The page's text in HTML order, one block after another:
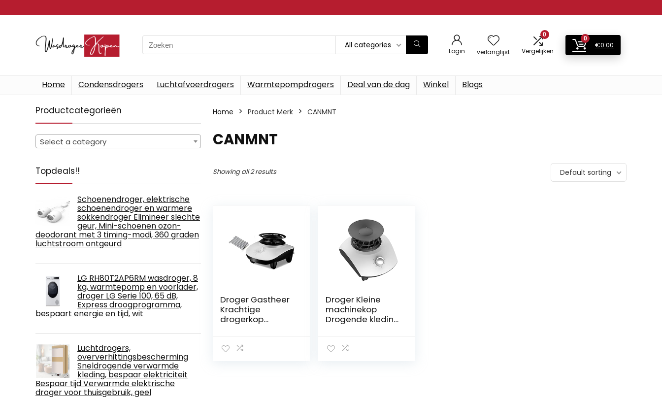
Search
for:
All categories
Login verlanglijst
0
Vergelijken
0
€0.00
Home Condensdrogers Luchtafvoerdrogers Warmtepompdrogers Deal van de dag Winkel Blogs
Productcategorieën
Select a category
Topdeals!!
Schoenendroger, elektrische
schoenendroger en warmere
sokkendroger Elimineer slechte
geur, Mini-schoenen ozon-
deodorant met 3 timing-modi, 360 graden
luchtstroom ontgeurd
LG RH80T2AP6RM wasdroger, 8
kg, warmtepomp en voorlader,
droger LG Serie 100, 65 dB,
Express droogprogramma,
bespaart energie en tijd, wit
Luchtdrogers,
oververhittingsbescherming
Sneldrogende verwarmde
kleding, bespaar elektriciteit
Bespaar tijd Verwarmde elektrische
droger voor thuisgebruik, geel
Home Product Merk ‎CANMNT
‎CANMNT
Showing all 2 results Default sorting
Droger Gastheer
Krachtige
drogerkop
kleding
Droger Kleine
machinekop
Drogende kleding
wasdroger